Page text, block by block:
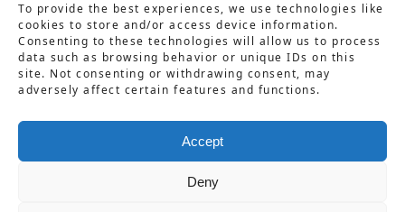
To provide the best experiences, we use technologies like
cookies to store and/or access device information.
Consenting to these technologies will allow us to process
data such as browsing behavior or unique IDs on this
site. Not consenting or withdrawing consent, may
adversely affect certain features and functions.
Accept
Deny
用語集プライバシーポリシー
情報セキュリティ基本方針特定商取引法に基づく表記